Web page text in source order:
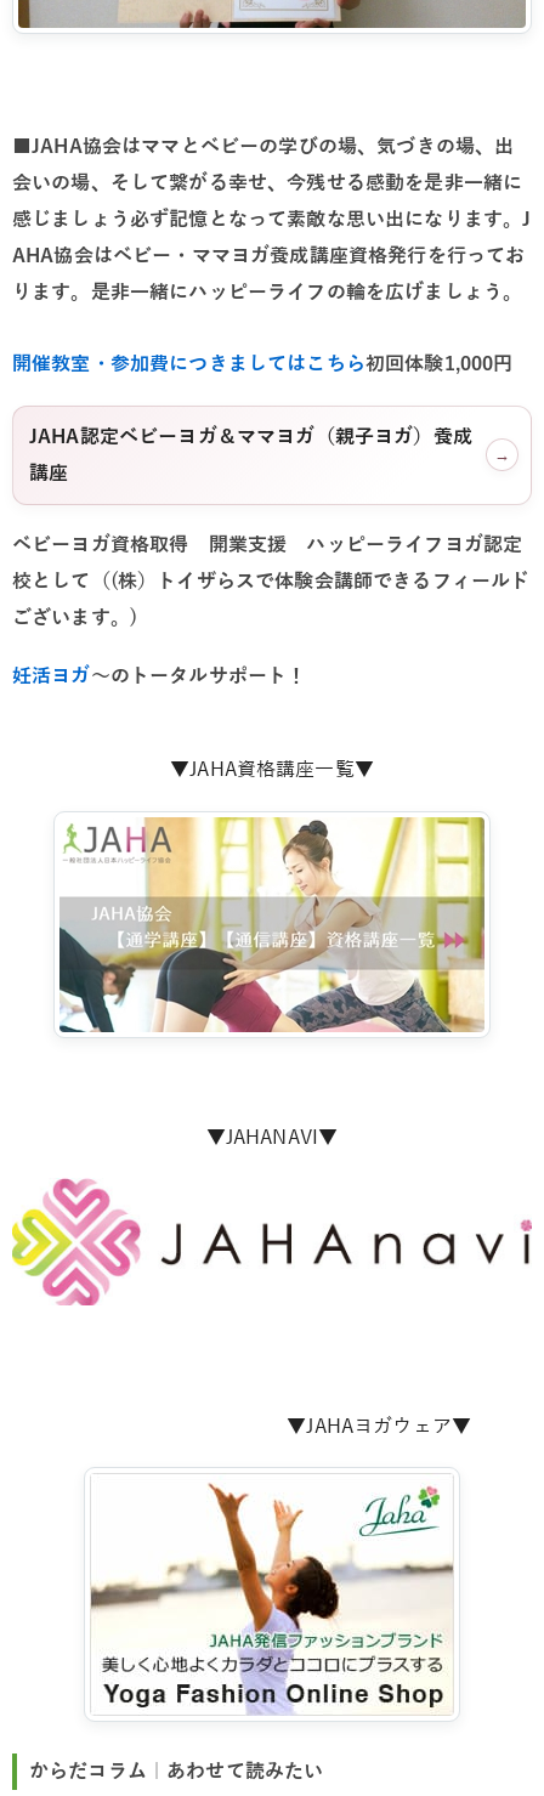
■JAHA協会はママとベビーの学びの場、気づきの場、出
会いの場、そして繋がる幸せ、今残せる感動を是非一緒に
感じましょう必ず記憶となって素敵な思い出になります。J
AHA協会はベビー・ママヨガ養成講座資格発行を行ってお
ります。是非一緒にハッピーライフの輪を広げましょう。
開催教室・参加費につきましてはこちら初回体験1,000円
JAHA認定ベビーヨガ＆ママヨガ（親子ヨガ）養成
講座
→
ベビーヨガ資格取得 開業支援 ハッピーライフヨガ認定
校として（(株）トイザらスで体験会講師できるフィールド
ございます。)
妊活ヨガ ～のトータルサポート！
▼JAHA資格講座一覧▼
▼JAHANAVI▼
▼JAHAヨガウェア▼
からだコラム｜あわせて読みたい